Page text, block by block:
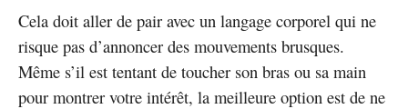
Cela doit aller de pair avec un langage corporel qui ne
risque pas d’annoncer des mouvements brusques.
Même s’il est tentant de toucher son bras ou sa main
pour montrer votre intérêt, la meilleure option est de ne